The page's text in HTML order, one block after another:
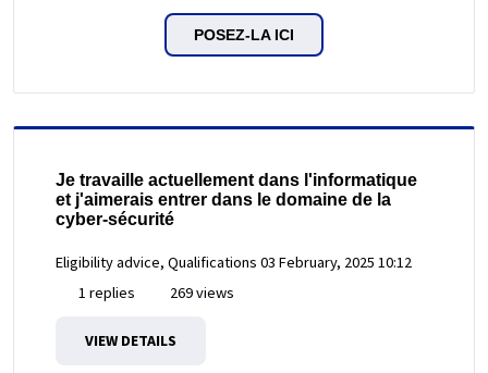
POSEZ-LA ICI
Je travaille actuellement dans l'informatique
et j'aimerais entrer dans le domaine de la
cyber-sécurité
Eligibility advice, Qualifications 03 February, 2025 10:12
1 replies
269 views
VIEW DETAILS